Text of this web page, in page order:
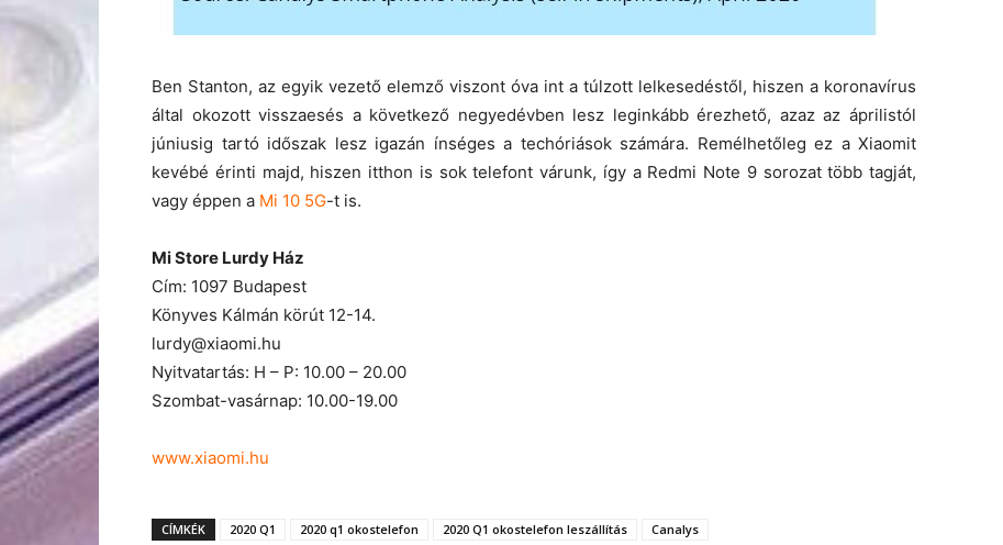
Ben Stanton, az egyik vezető elemző viszont óva int a túlzott lelkesedéstől, hiszen a koronavírus
által okozott visszaesés a következő negyedévben lesz leginkább érezhető, azaz az áprilistól
júniusig tartó időszak lesz igazán ínséges a techóriások számára. Remélhetőleg ez a Xiaomit
kevébé érinti majd, hiszen itthon is sok telefont várunk, így a Redmi Note 9 sorozat több tagját,
vagy éppen a Mi 10 5G-t is.
Mi Store Lurdy Ház
Cím: 1097 Budapest
Könyves Kálmán körút 12-14.
lurdy@xiaomi.hu
Nyitvatartás: H – P: 10.00 – 20.00
Szombat-vasárnap: 10.00-19.00
www.xiaomi.hu
CÍMKÉK 2020 Q1 2020 q1 okostelefon 2020 Q1 okostelefon leszállítás Canalys